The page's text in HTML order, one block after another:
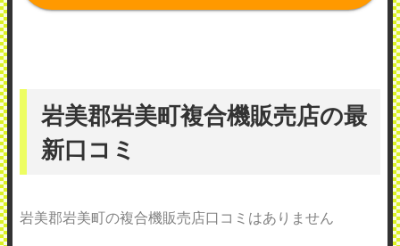
岩美郡岩美町複合機販売店の最
新口コミ
岩美郡岩美町の複合機販売店口コミはありません